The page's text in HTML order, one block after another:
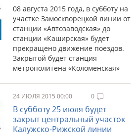
08 августа 2015 года, в субботу на
участке Замоскворецкой линии от
станции «Автозаводская» до
станции «Каширская» будет
прекращено движение поездов.
Закрытой будет станция
метрополитена «Коломенская»
24 ИЮЛЯ 2015 00:00 0
В субботу 25 июля будет
закрыт центральный участок
Калужско-Рижской линии